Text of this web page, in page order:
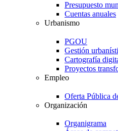
Presupuesto
Cuentas anuales
Urbanismo
PGOU
Gestión
Cartografía
Proyectos
Empleo
Oferta Pública
Organización
Organigrama